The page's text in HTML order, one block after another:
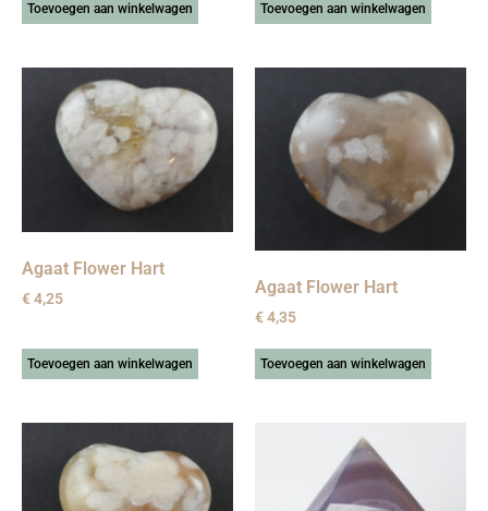
Toevoegen aan winkelwagen Toevoegen aan winkelwagen
Agaat Flower Hart
€4,25
Toevoegen aan winkelwagen
Agaat Flower Hart
€4,35
Toevoegen aan winkelwagen